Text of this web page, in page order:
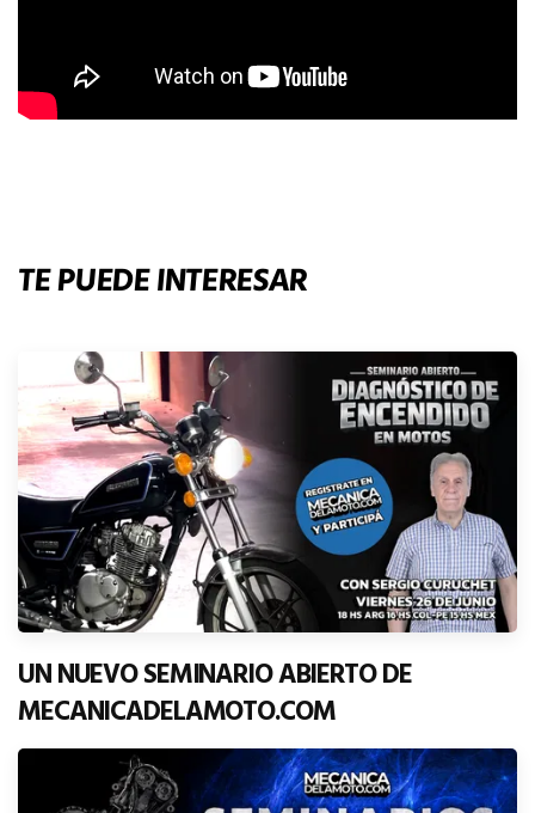
TE PUEDE INTERESAR
UN NUEVO SEMINARIO ABIERTO DE
MECANICADELAMOTO.COM